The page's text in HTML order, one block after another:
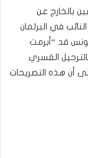
بالخارج عن
في البرلمان
قد “أبرمت
القسري
أن هذه التصريحات